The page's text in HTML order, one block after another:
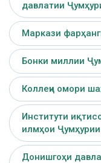
давлатии
Маркази
Бонки миллии
Коллеҷи омори
Институти
илмҳои Ҷумҳурии
Донишгоҳи